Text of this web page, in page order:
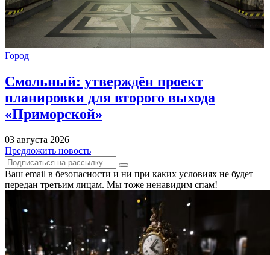
Город
Смольный: утверждён проект
планировки для второго выхода
«Приморской»
03 августа 2026
Предложить новость
Ваш email в безопасности и ни при каких условиях не будет
передан третьим лицам. Мы тоже ненавидим спам!